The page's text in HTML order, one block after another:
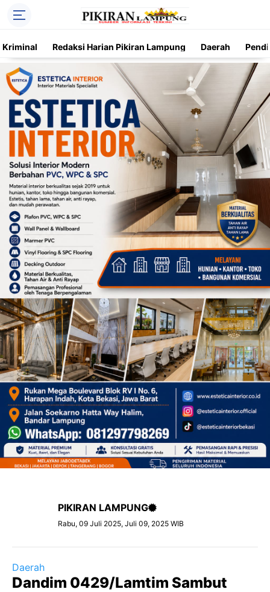
Kriminal Redaksi Harian Pikiran Lampung Daerah
Trending Kriminal Nasional
PIKIRAN LAMPUNG
Rabu, 09 Juli 2025, Juli 09, 2025 WIB
Daerah
Dandim 0429/Lamtim Sambut